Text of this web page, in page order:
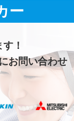
ー
！
お問い合わせ